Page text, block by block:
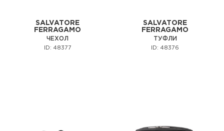
SALVATORE
FERRAGAMO
ЧЕХОЛ
ID: 48377
SALVATORE
FERRAGAMO
ТУФЛИ
ID: 48376